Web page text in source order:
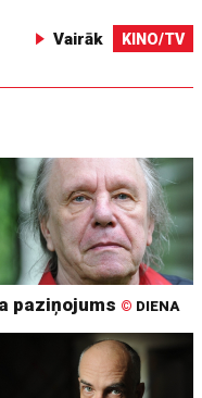
Vairāk KINO/TV
paziņojums © DIENA